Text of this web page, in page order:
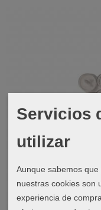
Servicios
utilizar
Aunque sabemos
nuestras cookies son
experiencia de